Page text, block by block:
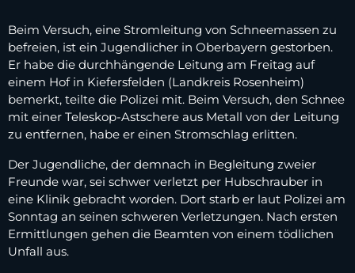
Beim Versuch, eine Stromleitung von Schneemassen zu
befreien, ist ein Jugendlicher in Oberbayern gestorben.
Er habe die durchhängende Leitung am Freitag auf
einem Hof in Kiefersfelden (Landkreis Rosenheim)
bemerkt, teilte die Polizei mit. Beim Versuch, den Schnee
mit einer Teleskop-Astschere aus Metall von der Leitung
zu entfernen, habe er einen Stromschlag erlitten.
Der Jugendliche, der demnach in Begleitung zweier
Freunde war, sei schwer verletzt per Hubschrauber in
eine Klinik gebracht worden. Dort starb er laut Polizei am
Sonntag an seinen schweren Verletzungen. Nach ersten
Ermittlungen gehen die Beamten von einem tödlichen
Unfall aus.